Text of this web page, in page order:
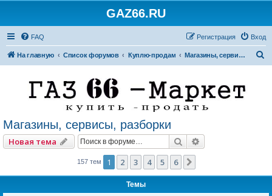
GAZ66.RU
FAQ Вход
Регистрация
На главную Список форумов Куплю-продам Магазины, сервисы, разборки
Магазины, сервисы, разборки
Новая тема Поиск
157 тем 1 2 3 4 5 6
Темы